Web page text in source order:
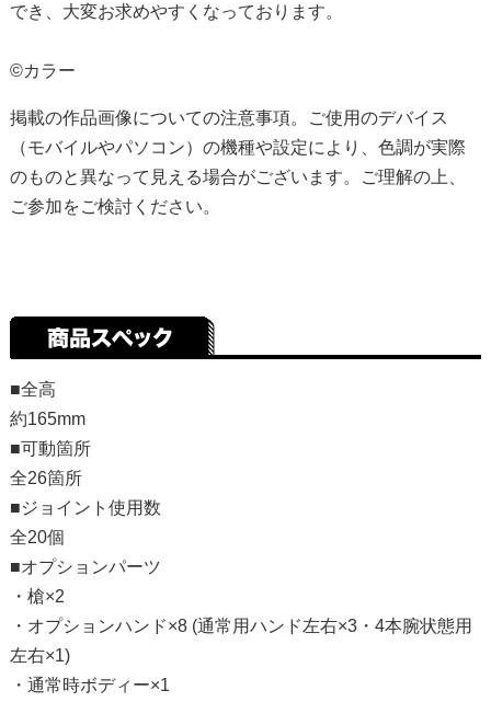
でき、大変お求めやすくなっております。
©カラー
掲載の作品画像についての注意事項。ご使用のデバイス
（モバイルやパソコン）の機種や設定により、色調が実際
のものと異なって見える場合がございます。ご理解の上、
ご参加をご検討ください。
■全高
約165mm
■可動箇所
全26箇所
■ジョイント使用数
全20個
■オプションパーツ
・槍×2
・オプションハンド×8 (通常用ハンド左右×3・4本腕状態用
左右×1)
・通常時ボディー×1